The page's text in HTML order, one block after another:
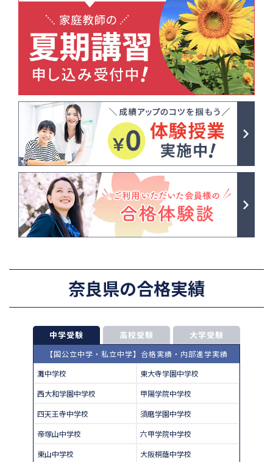
奈良県の合格実績
中学受験 高校受験 大学受験
【国公立中学・私立中学】合格実績・内部進学実績
灘中学校
東大寺学園中学校
西大和学園中学校
甲陽学院中学校
四天王寺中学校
須磨学園中学校
帝塚山中学校
六甲学院中学校
東山中学校
大阪桐蔭中学校